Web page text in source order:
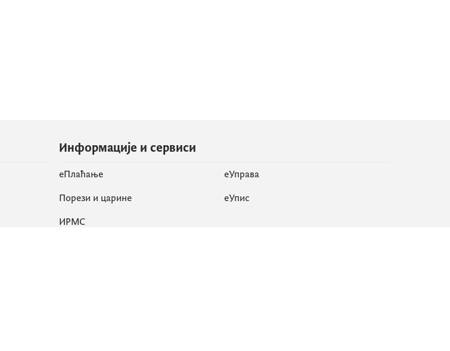
Информације и сервиси
eПлаћање
еУправа
Порези и царине
eУпис
ИРМС